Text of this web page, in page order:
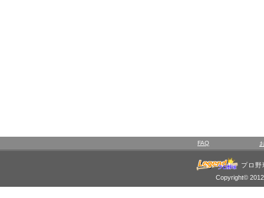
FAQ
プロ
Copyright©